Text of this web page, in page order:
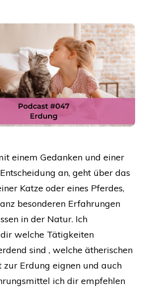
einem Gedanken und einer
an, geht über das
Katze oder eines Pferdes,
besonderen Erfahrungen
in der Natur. Ich
welche Tätigkeiten
sind , welche ätherischen
zur Erdung eignen und auch
ich dir empfehlen